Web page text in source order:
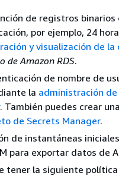
de registros
por ejemplo, 24
y visualización de
de Amazon RDS.
de nombre de
la administración de
. También puedes crear
de Secrets Manager.
de instantáneas
para exportar datos de
tener la siguiente